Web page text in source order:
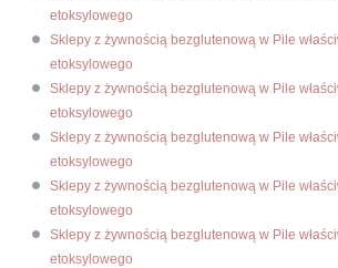
etoksylowego
Sklepy z żywnością bezglutenową w Pile
etoksylowego
Sklepy z żywnością bezglutenową w Pile
etoksylowego
Sklepy z żywnością bezglutenową w Pile
etoksylowego
Sklepy z żywnością bezglutenową w Pile
etoksylowego
Sklepy z żywnością bezglutenową w Pile
etoksylowego